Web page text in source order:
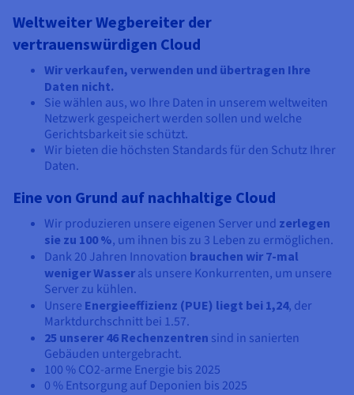
Weltweiter Wegbereiter der
vertrauenswürdigen Cloud
Wir verkaufen, verwenden und übertragen Ihre
Daten nicht.
Sie wählen aus, wo Ihre Daten in unserem weltweiten
Netzwerk gespeichert werden sollen und welche
Gerichtsbarkeit sie schützt.
Wir bieten die höchsten Standards für den Schutz Ihrer
Daten.
Eine von Grund auf nachhaltige Cloud
Wir produzieren unsere eigenen Server und zerlegen
sie zu 100 %, um ihnen bis zu 3 Leben zu ermöglichen.
Dank 20 Jahren Innovation brauchen wir 7-mal
weniger Wasser als unsere Konkurrenten, um unsere
Server zu kühlen.
Unsere Energieeffizienz (PUE) liegt bei 1,24, der
Marktdurchschnitt bei 1.57.
25 unserer 46 Rechenzentren sind in sanierten
Gebäuden untergebracht.
100 % CO2-arme Energie bis 2025
0 % Entsorgung auf Deponien bis 2025